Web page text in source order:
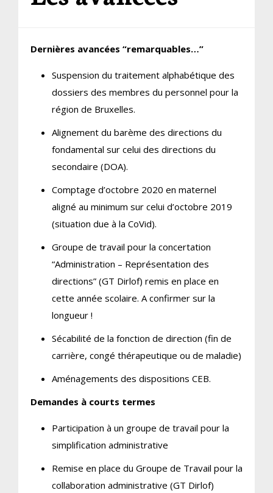
Dernières avancées “remarquables…”
Suspension du traitement alphabétique des
dossiers des membres du personnel pour la
région de Bruxelles.
Alignement du barème des directions du
fondamental sur celui des directions du
secondaire (DOA).
Comptage d’octobre 2020 en maternel
aligné au minimum sur celui d’octobre 2019
(situation due à la CoVid).
Groupe de travail pour la concertation
“Administration – Représentation des
directions” (GT Dirlof) remis en place en
cette année scolaire. A confirmer sur la
longueur !
Sécabilité de la fonction de direction (fin de
carrière, congé thérapeutique ou de maladie)
Aménagements des dispositions CEB.
Demandes à courts termes
Participation à un groupe de travail pour la
simplification administrative
Remise en place du Groupe de Travail pour la
collaboration administrative (GT Dirlof)